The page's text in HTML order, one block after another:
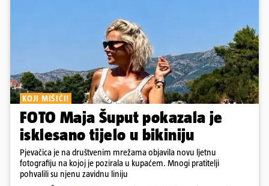
KOJI MIŠIĆI!
FOTO Maja Šuput pokazala je
isklesano tijelo u bikiniju
Pjevačica je na društvenim mrežama objavila novu ljetnu
fotografiju na kojoj je pozirala u kupaćem. Mnogi pratitelji
pohvalili su njenu zavidnu liniju